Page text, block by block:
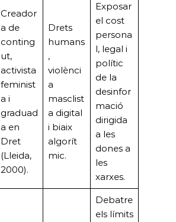
Creador
a de
conting
ut,
activista
feminist
a i
graduad
a en
Dret
(Lleida,
2000).
Drets
humans
,
violènci
a
masclist
a digital
i biaix
algorít
mic.
Exposar
el cost
persona
l, legal i
polític
de la
desinfor
mació
dirigida
a les
dones a
les
xarxes.
Debatre
els límits